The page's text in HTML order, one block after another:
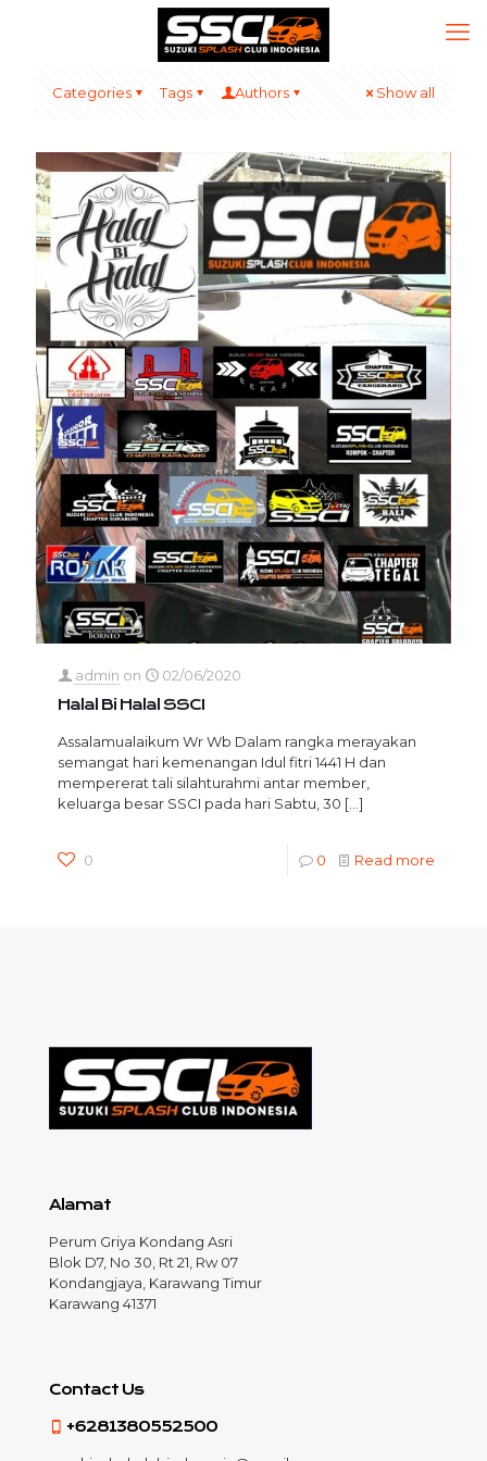
Categories Tags Authors Show all
admin on
02/06/2020
Halal Bi Halal SSCI
Assalamualaikum Wr Wb Dalam rangka merayakan
semangat hari kemenangan Idul fitri 1441 H dan
mempererat tali silahturahmi antar member,
keluarga besar SSCI pada hari Sabtu, 30 […]
0 0 Read more
Alamat
Perum Griya Kondang Asri
Blok D7, No 30, Rt 21, Rw 07
Kondangjaya, Karawang Timur
Karawang 41371
Contact Us
+6281380552500